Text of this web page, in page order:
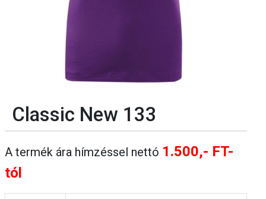
Classic New 133
A termék ára hímzéssel nettó 1.500,- FT-
tól